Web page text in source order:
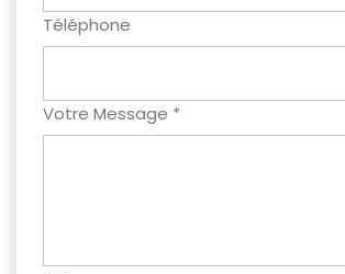
Téléphone
Votre Message *